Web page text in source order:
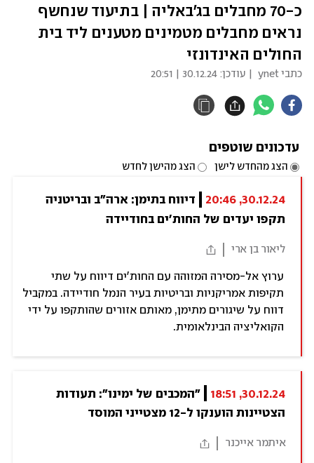
כ-70 מחבלים בג'באליה | בתיעוד שנחשף
נראים מחבלים מטמינים מטענים ליד בית
החולים האינדונזי
כתבי ynet | עודכן: 30.12.24 | 20:51
עדכונים שוטפים
הצג מהחדש לישן הצג מהישן לחדש
30.12.24, 20:46
תקפו יעדים של החות'ים בחודיידה
ליאור בן ארי
ערוץ אל-מסירה המזוהה עם החות'ים דיווח על שתי
תקיפות אמריקניות ובריטיות בעיר הנמל חודיידה. במקביל
דווח על שיגורים מתימן, מאותם אזורים שהותקפו על ידי
הקואליציה הבינלאומית.
30.12.24, 18:51
הצטיינות הוענקו ל-12 מצטייני המוסד
איתמר אייכנר